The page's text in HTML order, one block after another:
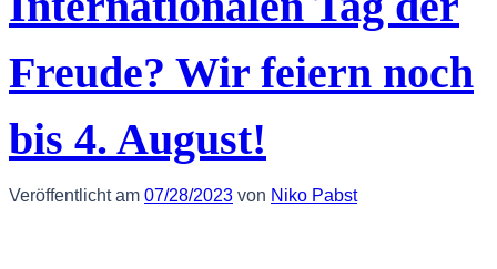
Freude? Wir feiern noch
bis 4. August!
Veröffentlicht am 07/28/2023 von Niko Pabst